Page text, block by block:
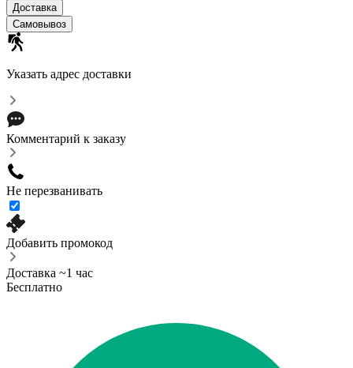
Доставка
Самовывоз
Указать адрес доставки
Комментарий к заказу
Не перезванивать
Добавить промокод
Доставка ~1 час
Бесплатно